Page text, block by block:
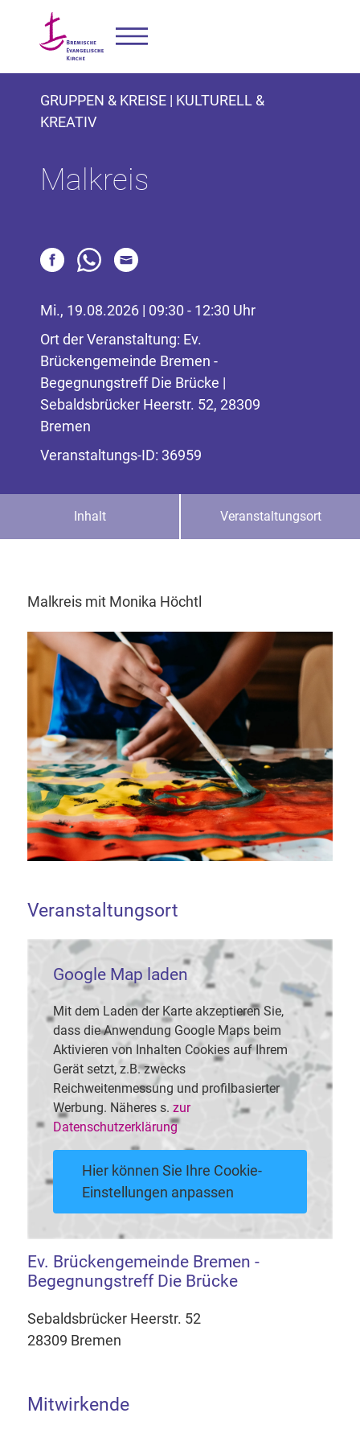
GRUPPEN & KREISE | KULTURELL &
KREATIV
Malkreis
Mi., 19.08.2026 | 09:30 - 12:30 Uhr
Ort der Veranstaltung: Ev.
Brückengemeinde Bremen -
Begegnungstreff Die Brücke |
Sebaldsbrücker Heerstr. 52, 28309
Bremen
Veranstaltungs-ID: 36959
Inhalt Veranstaltungsort
Malkreis mit Monika Höchtl
Veranstaltungsort
Google Map laden
Mit dem Laden der Karte akzeptieren Sie,
dass die Anwendung Google Maps beim
Aktivieren von Inhalten Cookies auf Ihrem
Gerät setzt, z.B. zwecks
Reichweitenmessung und profilbasierter
Werbung. Näheres s. zur
Datenschutzerklärung
Hier können Sie Ihre Cookie-
Einstellungen anpassen
Ev. Brückengemeinde Bremen -
Begegnungstreff Die Brücke
Sebaldsbrücker Heerstr. 52
28309 Bremen
Mitwirkende